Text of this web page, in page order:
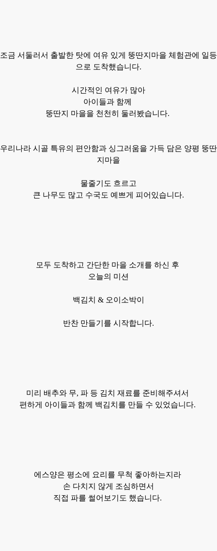
조금 서둘러서 출발한 탓에 여유 있게 뚱딴지마을 체험관에 일등
으로 도착했습니다.
시간적인 여유가 많아
아이들과 함께
뚱딴지 마을을 천천히 둘러봤습니다.
우리나라 시골 특유의 편안함과 싱그러움을 가득 담은 양평 뚱딴
지마을
물줄기도 흐르고
큰 나무도 많고 수국도 예쁘게 피어있습니다.
모두 도착하고 간단한 마을 소개를 하신 후
오늘의 미션
백김치 & 오이소박이
반찬 만들기를 시작합니다.
미리 배추와 무, 파 등 김치 재료를 준비해주셔서
편하게 아이들과 함께 백김치를 만들 수 있었습니다.
에스양은 평소에 요리를 무척 좋아하는지라
손 다치지 않게 조심하면서
직접 파를 썰어보기도 했습니다.